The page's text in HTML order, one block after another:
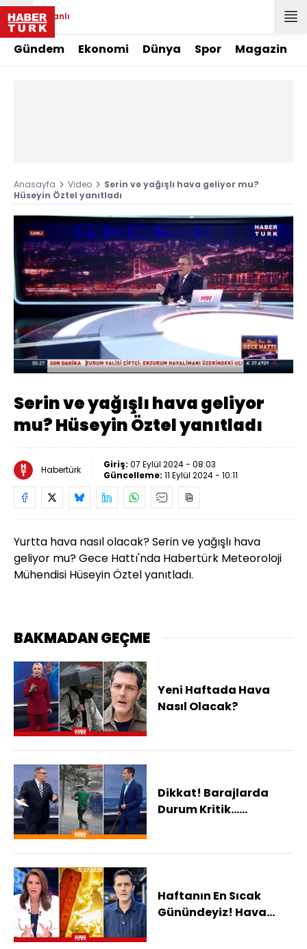
Canlı
Gündem Ekonomi Dünya Spor Magazin
Anasayfa Video
Serin ve yağışlı hava geliyor mu?
Hüseyin Öztel yanıtladı
Sesi
Aç
Yüklendi:
11.83%
Oynatma
Hızı
Serin ve yağışlı hava geliyor
mu? Hüseyin Öztel yanıtladı
Habertürk Giriş: 07 Eylül 2024 - 08:03
Güncelleme: 11 Eylül 2024 - 10:11
Yurtta hava nasıl olacak? Serin ve yağışlı hava
geliyor mu? Gece Hattı'nda Habertürk Meteoroloji
Mühendisi Hüseyin Öztel yanıtladı.
BAKMADAN GEÇME
Yeni Haftada Hava
Nasıl Olacak?
Dikkat! Barajlarda
Durum Kritik...
Haftanın En Sıcak
Günündeyiz! Hava